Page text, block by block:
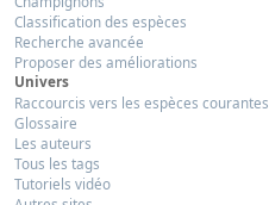
Classification des espèces
Recherche avancée
Proposer des améliorations
Univers
Raccourcis vers les espèces courantes
Glossaire
Les auteurs
Tous les tags
Tutoriels vidéo